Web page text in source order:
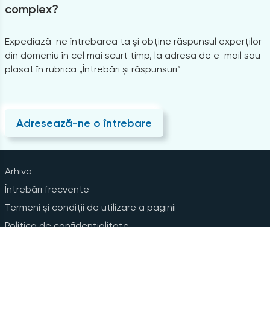
complex?
Expediază-ne întrebarea ta și obține răspunsul experților
din domeniu în cel mai scurt timp, la adresa de e-mail sau
plasat în rubrica „Întrebări și răspunsuri”
Adresează-ne o întrebare
Arhiva
Întrebări frecvente
Termeni și condiții de utilizare a paginii
Politica de confidențialitate